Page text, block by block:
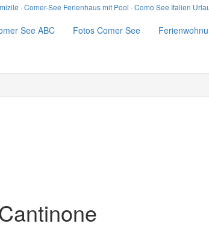
·Comer-See Ferienhaus mit Pool ·Como See Italien
See ABC Fotos Comer See